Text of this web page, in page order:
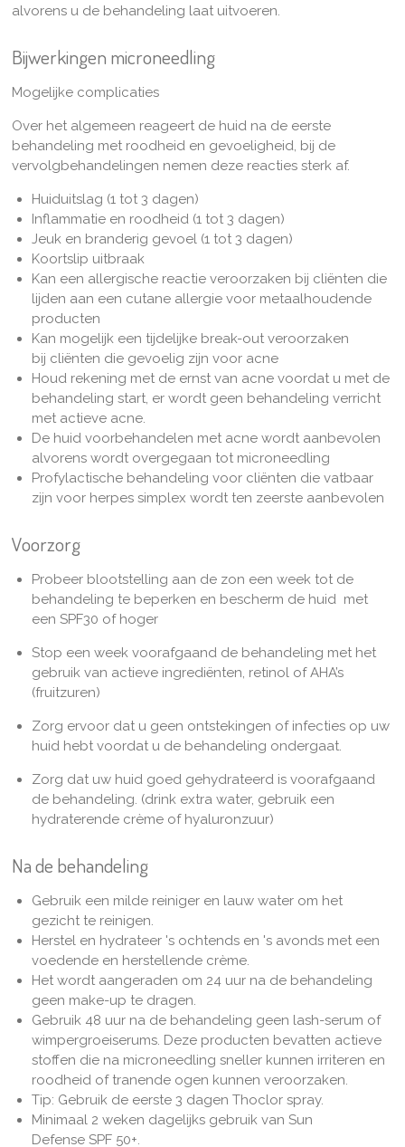
alvorens u de behandeling laat uitvoeren.
Bijwerkingen microneedling
Mogelijke complicaties
Over het algemeen reageert de huid na de eerste
behandeling met roodheid en gevoeligheid, bij de
vervolgbehandelingen nemen deze reacties sterk af.
Huiduitslag (1 tot 3 dagen)
Inflammatie en roodheid (1 tot 3 dagen)
Jeuk en branderig gevoel (1 tot 3 dagen)
Koortslip uitbraak
Kan een allergische reactie veroorzaken bij cliënten die
lijden aan een cutane allergie voor metaalhoudende
producten
Kan mogelijk een tijdelijke break-out veroorzaken
bij cliënten die gevoelig zijn voor acne
Houd rekening met de ernst van acne voordat u met de
behandeling start, er wordt geen behandeling verricht
met actieve acne.
De huid voorbehandelen met acne wordt aanbevolen
alvorens wordt overgegaan tot microneedling
Profylactische behandeling voor cliënten die vatbaar
zijn voor herpes simplex wordt ten zeerste aanbevolen
Voorzorg
Probeer blootstelling aan de zon een week tot de
behandeling te beperken en bescherm de huid met
een SPF30 of hoger
Stop een week voorafgaand de behandeling met het
gebruik van actieve ingrediënten, retinol of AHA’s
(fruitzuren)
Zorg ervoor dat u geen ontstekingen of infecties op uw
huid hebt voordat u de behandeling ondergaat.
Zorg dat uw huid goed gehydrateerd is voorafgaand
de behandeling. (drink extra water, gebruik een
hydraterende crème of hyaluronzuur)
Na de behandeling
Gebruik een milde reiniger en lauw water om het
gezicht te reinigen.
Herstel en hydrateer 's ochtends en 's avonds met een
voedende en herstellende crème.
Het wordt aangeraden om 24 uur na de behandeling
geen make-up te dragen.
Gebruik 48 uur na de behandeling geen lash-serum of
wimpergroeiserums. Deze producten bevatten actieve
stoffen die na microneedling sneller kunnen irriteren en
roodheid of tranende ogen kunnen veroorzaken.
Tip: Gebruik de eerste 3 dagen Thoclor spray.
Minimaal 2 weken dagelijks gebruik van Sun
Defense SPF 50+.